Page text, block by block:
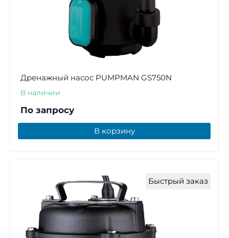
Дренажный насос PUMPMAN GS750N
В наличии
По запросу
В корзину
Быстрый заказ